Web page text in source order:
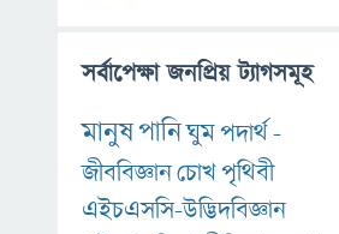
সর্বাপেক্ষা জনপ্রিয় ট্যাগসমূহ
মানুষপানিঘুমপদার্থ-
জীববিজ্ঞানচোখপৃথিবী
এইচএসসি-উদ্ভিদবিজ্ঞান